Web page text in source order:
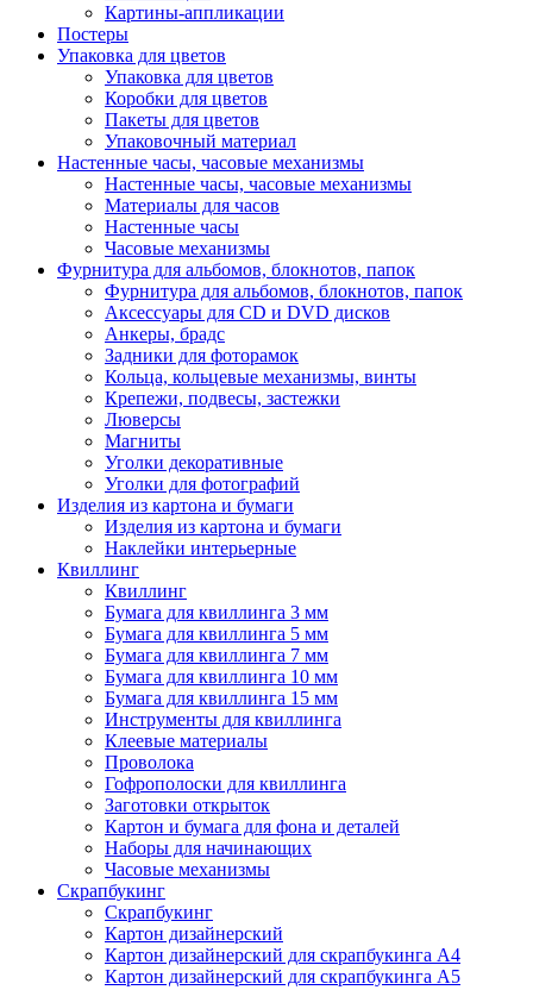
Картины-аппликации
Постеры
Упаковка для цветов
Упаковка для цветов
Коробки для цветов
Пакеты для цветов
Упаковочный материал
Настенные часы, часовые механизмы
Настенные часы, часовые механизмы
Материалы для часов
Настенные часы
Часовые механизмы
Фурнитура для альбомов, блокнотов, папок
Фурнитура для альбомов, блокнотов, папок
Аксессуары для CD и DVD дисков
Анкеры, брадс
Задники для фоторамок
Кольца, кольцевые механизмы, винты
Крепежи, подвесы, застежки
Люверсы
Магниты
Уголки декоративные
Уголки для фотографий
Изделия из картона и бумаги
Изделия из картона и бумаги
Наклейки интерьерные
Квиллинг
Квиллинг
Бумага для квиллинга 3 мм
Бумага для квиллинга 5 мм
Бумага для квиллинга 7 мм
Бумага для квиллинга 10 мм
Бумага для квиллинга 15 мм
Инструменты для квиллинга
Клеевые материалы
Проволока
Гофрополоски для квиллинга
Заготовки открыток
Картон и бумага для фона и деталей
Наборы для начинающих
Часовые механизмы
Скрапбукинг
Скрапбукинг
Картон дизайнерский
Картон дизайнерский для скрапбукинга А4
Картон дизайнерский для скрапбукинга А5